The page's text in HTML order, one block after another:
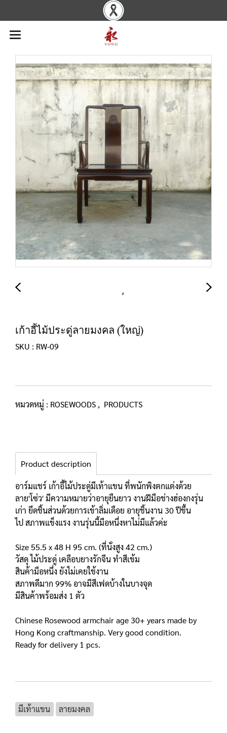
เก้าอี้ไม้ประดู่ลายมงคล (ใหญ่)
SKU : RW-09
หมวดหมู่ : ROSEWOODS , PRODUCTS
Product description
อาร์มแชร์ เก้าอี้ไม้ประดู่มีเท้าแขน ที่พนักพิงตกแต่งด้วย
ลาย'โซ่ว' มีความหมายว่าอายุยืนยาว งานฝีมือช่างฮ่องกงรุ่น
เก่า ยึดชิ้นส่วนด้วยการเข้าลิ่มเดือย อายุชิ้นงาน 30 ปีขึ้น
ไป สภาพแข็งแรง งานรุ่นนี้มือหนึ่งหาไม่มีแล้วค่ะ
Size 55.5 x 48 H 95 cm. (ที่นั่งสูง 42 cm.)
วัสดุ ไม้ประดู่ เคลือบยางรักจีน ทำสีเข้ม
สินค้ามือหนึ่ง ยังไม่เคยใช้งาน
สภาพดีมาก 99% อาจมีสีเฟดบ้างในบางจุด
มีสินค้าพร้อมส่ง 1 ตัว
Chinese Rosewood armchair age 30+ years made by
Hong Kong craftmanship. Very good condition.
Ready for delivery 1 pcs.
มีเท้าแขน ลายมงคล